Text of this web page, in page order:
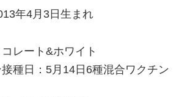
年4月3日生まれ
レート&ホワイト
種日：5月14日6種混合ワクチン